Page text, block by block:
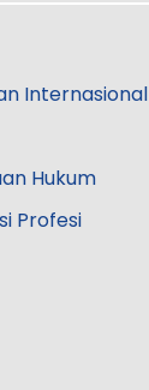
Internasional
Hukum
Profesi